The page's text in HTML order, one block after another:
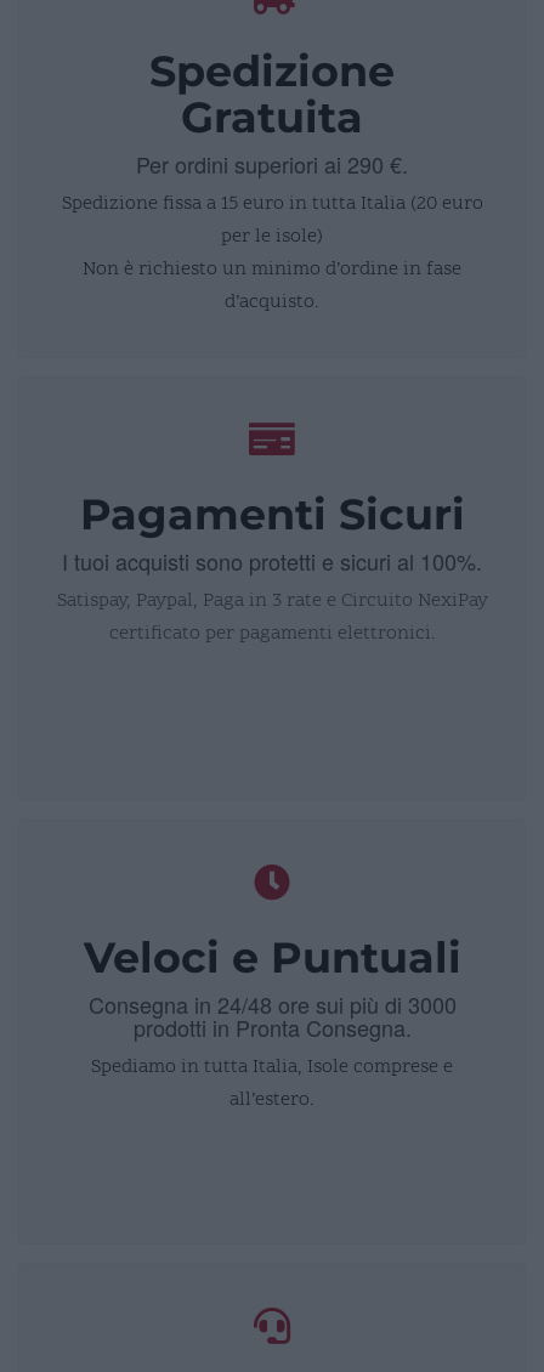
Spedizione
Gratuita
Per ordini superiori ai 290 €.
Spedizione fissa a 15 euro in tutta Italia (20 euro
per le isole)
Non è richiesto un minimo d’ordine in fase
d’acquisto.
Pagamenti Sicuri
I tuoi acquisti sono protetti e sicuri al 100%.
Satispay, Paypal, Paga in 3 rate e Circuito NexiPay
certificato per pagamenti elettronici.
Veloci e Puntuali
Consegna in 24/48 ore sui più di 3000
prodotti in Pronta Consegna.
Spediamo in tutta Italia, Isole comprese e
all’estero.